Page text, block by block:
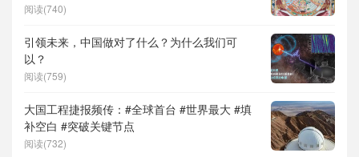
阅读(740)
引领未来，中国做对了什么？为什么我们可
以？
阅读(759)
大国工程捷报频传：#全球首台 #世界最大 #填
补空白 #突破关键节点
阅读(732)